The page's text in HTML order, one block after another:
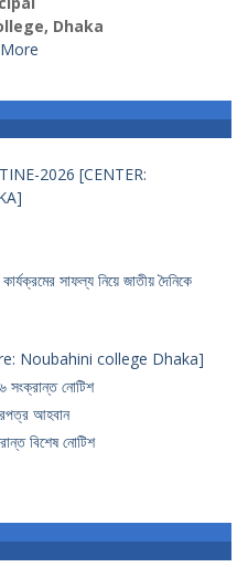
Dhaka
2026 [CENTER:
কার্যক্রমের সাফল্য নিয়ে জাতীয় দৈনিকে
Noubahini college Dhaka]
সংক্রান্ত নোটিশ
আহবান
বিশেষ নোটিশ